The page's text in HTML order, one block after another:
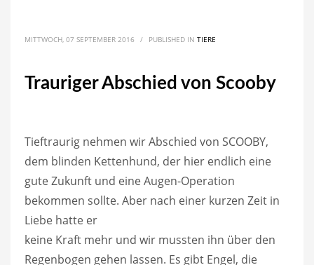
MITTWOCH, 07 SEPTEMBER 2016 / PUBLISHED IN TIERE
Trauriger Abschied von Scooby
Tieftraurig nehmen wir Abschied von SCOOBY,
dem blinden Kettenhund, der hier endlich eine
gute Zukunft und eine Augen-Operation
bekommen sollte. Aber nach einer kurzen Zeit in
Liebe hatte er
keine Kraft mehr und wir mussten ihn über den
Regenbogen gehen lassen. Es gibt Engel, die